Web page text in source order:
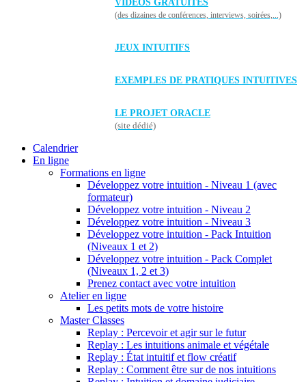
VIDÉOS GRATUITES
(des dizaines de conférences, interviews, soirées,...)
JEUX INTUITIFS
EXEMPLES DE PRATIQUES INTUITIVES
LE PROJET ORACLE
(site dédié)
Calendrier
En ligne
Formations en ligne
Développez votre intuition - Niveau 1 (avec
formateur)
Développez votre intuition - Niveau 2
Développez votre intuition - Niveau 3
Développez votre intuition - Pack Intuition
(Niveaux 1 et 2)
Développez votre intuition - Pack Complet
(Niveaux 1, 2 et 3)
Prenez contact avec votre intuition
Atelier en ligne
Les petits mots de votre histoire
Master Classes
Replay : Percevoir et agir sur le futur
Replay : Les intuitions animale et végétale
Replay : État intuitif et flow créatif
Replay : Comment être sur de nos intuitions